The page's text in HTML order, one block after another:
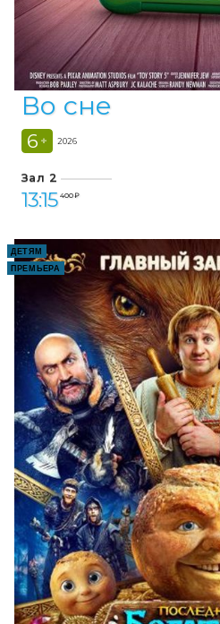
Во сне
6 + 2026
Зал 2
13:15 400 ₽
ДЕТЯМ
ПРЕМЬЕРА